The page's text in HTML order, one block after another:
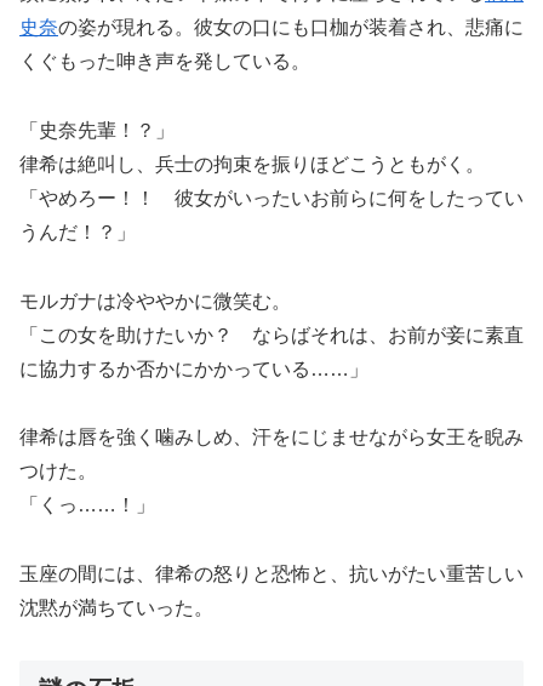
史奈の姿が現れる。彼女の口にも口枷が装着され、悲痛に
くぐもった呻き声を発している。
「史奈先輩！？」
律希は絶叫し、兵士の拘束を振りほどこうともがく。
「やめろー！！ 彼女がいったいお前らに何をしたってい
うんだ！？」
モルガナは冷ややかに微笑む。
「この女を助けたいか？ ならばそれは、お前が妾に素直
に協力するか否かにかかっている……」
律希は唇を強く噛みしめ、汗をにじませながら女王を睨み
つけた。
「くっ……！」
玉座の間には、律希の怒りと恐怖と、抗いがたい重苦しい
沈黙が満ちていった。